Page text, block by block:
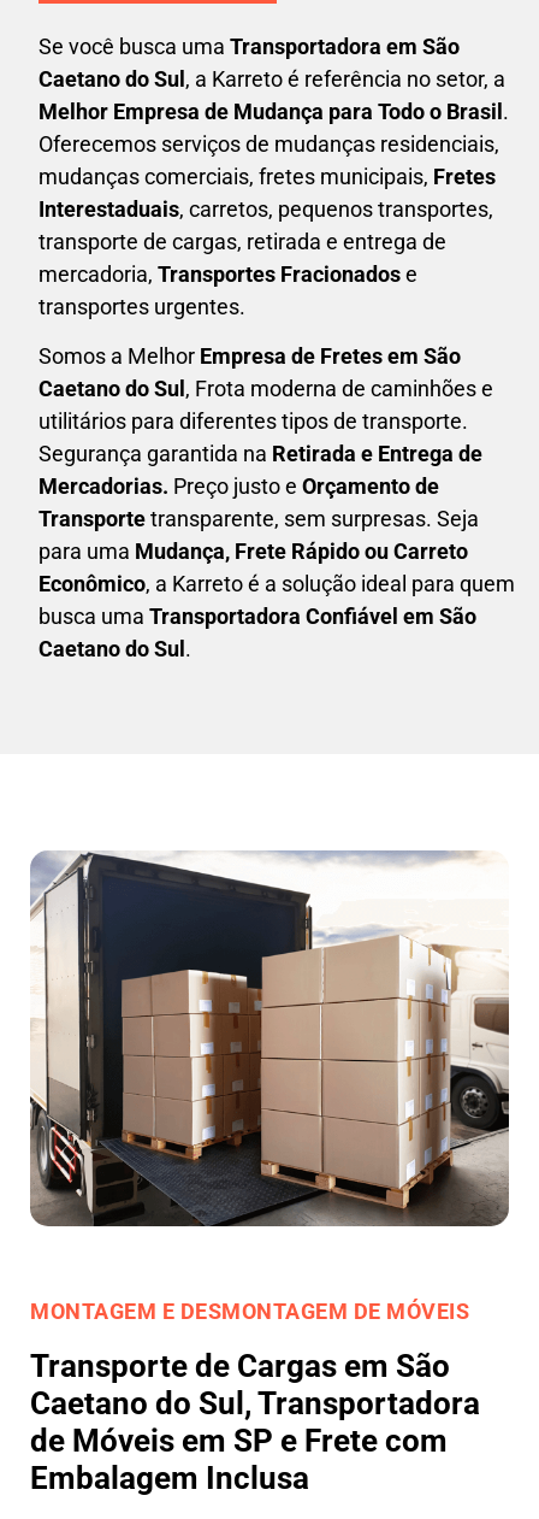
Se você busca uma Transportadora em São
Caetano do Sul, a Karreto é referência no setor, a
Melhor Empresa de Mudança para Todo o Brasil.
Oferecemos serviços de mudanças residenciais,
mudanças comerciais, fretes municipais, Fretes
Interestaduais, carretos, pequenos transportes,
transporte de cargas, retirada e entrega de
mercadoria, Transportes Fracionadose
transportes urgentes.
Somos a Melhor Empresa de Fretes em São
Caetano do Sul , Frota moderna de caminhões e
utilitários para diferentes tipos de transporte.
Segurança garantida na Retirada e Entrega de
Mercadorias. Preço justo e Orçamento de
Transportetransparente, sem surpresas. Seja
para uma Mudança, Frete Rápido ou Carreto
Econômico, a Karretoé a solução ideal para quem
busca uma Transportadora Confiável em São
Caetano do Sul .
MONTAGEM E DESMONTAGEM DE MÓVEIS
Transporte de Cargas em São
Caetano do Sul, Transportadora
de Móveis em SP e Frete com
Embalagem Inclusa